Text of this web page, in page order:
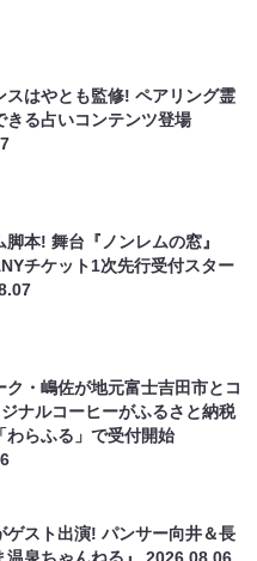
スはやとも監修! ペアリング霊
きる占いコンテンツ登場
脚本! 舞台『ノンレムの窓』
チケット1次先行受付スター
ク・嶋佐が地元富士吉田市とコ
ナルコーヒーがふるさと納税
わらふる」で受付開始
ゲスト出演! パンサー向井＆長